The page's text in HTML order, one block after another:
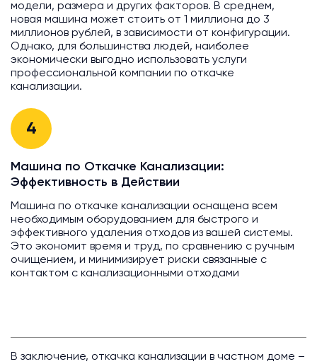
модели, размера и других факторов. В среднем,
новая машина может стоить от 1 миллиона до 3
миллионов рублей, в зависимости от конфигурации.
Однако, для большинства людей, наиболее
экономически выгодно использовать услуги
профессиональной компании по откачке
канализации.
4
Машина по Откачке Канализации:
Эффективность в Действии
Машина по откачке канализации оснащена всем
необходимым оборудованием для быстрого и
эффективного удаления отходов из вашей системы.
Это экономит время и труд, по сравнению с ручным
очищением, и минимизирует риски связанные с
контактом с канализационными отходами
В заключение, откачка канализации в частном доме –